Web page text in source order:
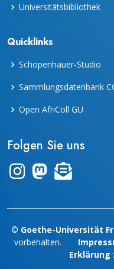
Universitätsbibliothek
Quicklinks
Schopenhauer-Studio
Sammlungsdatenbank
Open AfriColl GU
Folgen Sie uns
Link zum Instagram-
Zum Mastodon-
Zur Übersicht
© Goethe-Universität
vorbehalten.